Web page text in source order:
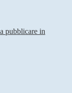
pubblicare in